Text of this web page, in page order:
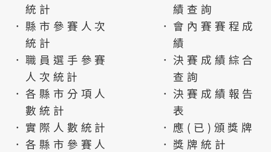
統計
．縣市參賽人次
統計
．職員選手參賽
人次統計
．各縣市分項人
數統計
．實際人數統計
．各縣市參賽人
績查詢
．會內賽賽程成
績
．決賽成績綜合
查詢
．決賽成績報告
表
．應(已)頒獎牌
．獎牌統計